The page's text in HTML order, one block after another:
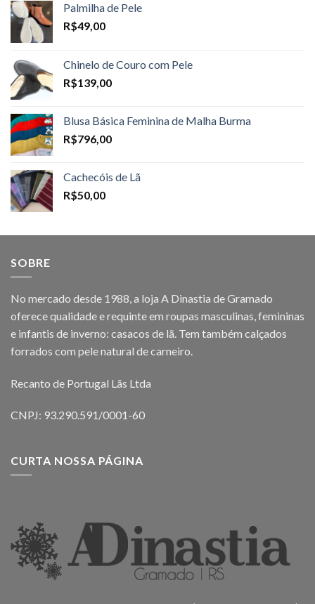
Palmilha de Pele
R$49,00
Chinelo de Couro com Pele
R$139,00
Blusa Básica Feminina de Malha Burma
R$796,00
Cachecóis de Lã
R$50,00
SOBRE
No mercado desde 1988, a loja A Dinastia de Gramado
oferece qualidade e requinte em roupas masculinas, femininas
e infantis de inverno: casacos de lã. Tem também calçados
forrados com pele natural de carneiro.
Recanto de Portugal Lãs Ltda
CNPJ: 93.290.591/0001-60
CURTA NOSSA PÁGINA